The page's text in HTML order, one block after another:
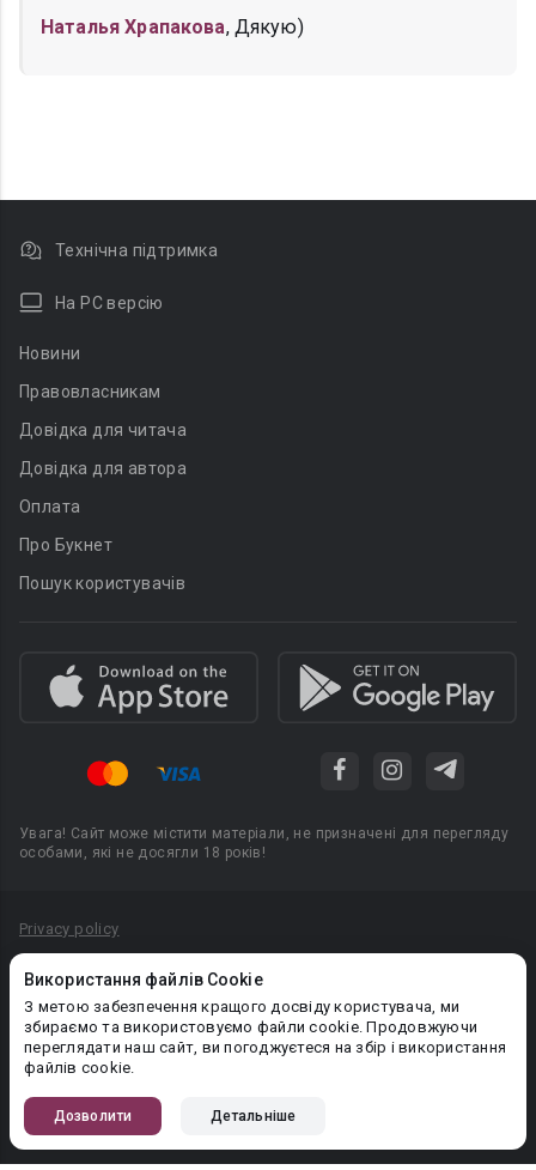
Наталья Храпакова, Дякую)
Використання файлів Cookie
З метою забезпечення кращого досвіду користувача, ми
збираємо та використовуємо файли cookie. Продовжуючи
переглядати наш сайт, ви погоджуєтеся на збір і використання
файлів cookie.
Дозволити Детальніше
Технічна підтримка
На PC версію
Новини
Правовласникам
Довідка для читача
Довідка для автора
Оплата
Про Букнет
Пошук користувачів
Увага! Сайт може містити матеріали, не призначені для перегляду
особами, які не досягли 18 років!
Privacy policy
Політика конфіденційності
Правила публікації авторського контенту
PR-вiддiл: pr@booknet.com
© 2026 Booknet. Всі права захищено.